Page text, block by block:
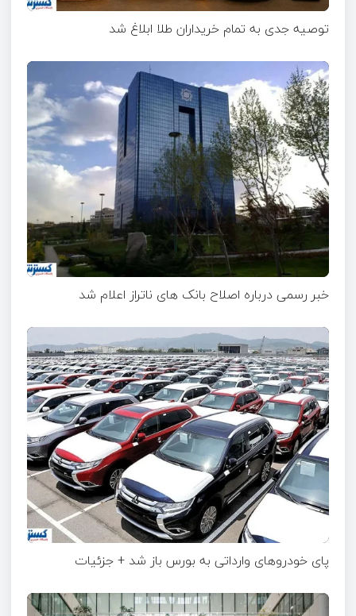
توصیه جدی به تمام خریداران طلا ابلاغ شد
خبر رسمی درباره اصلاح بانک های ناتراز اعلام شد
پای خودروهای وارداتی به بورس باز شد + جزئیات